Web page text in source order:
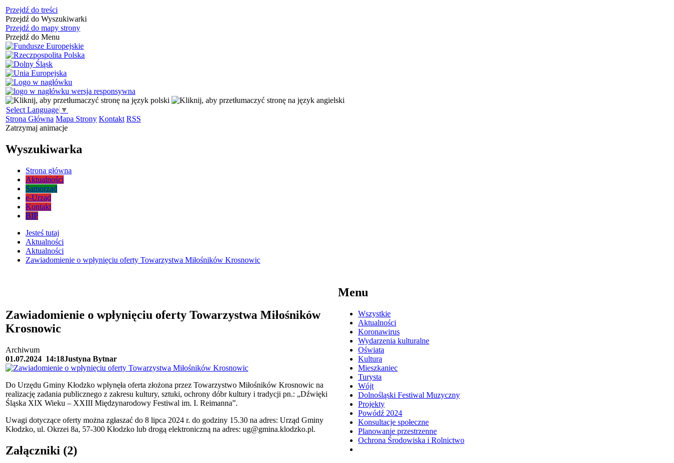
Przejdź do treści
Przejdź do Wyszukiwarki
Przejdź do mapy strony
Przejdź do Menu
Select Language ▼
Strona Główna Mapa Strony Kontakt RSS
Zatrzymaj animacje
Wyszukiwarka
Strona główna
Aktualności
Samorząd
e-Urząd
Kontakt
BIP
Jesteś tutaj
Aktualności
Aktualności
Zawiadomienie o wpłynięciu oferty Towarzystwa Miłośników Krosnowic
Zawiadomienie o wpłynięciu oferty Towarzystwa Miłośników
Krosnowic
Archiwum
01.07.2024 14:18Justyna Bytnar
Do Urzędu Gminy Kłodzko wpłynęła oferta złożona przez Towarzystwo Miłośników Krosnowic na
realizację zadania publicznego z zakresu kultury, sztuki, ochrony dóbr kultury i tradycji pn.: „Dźwięki
Śląska XIX Wieku – XXIII Międzynarodowy Festiwal im. I. Reimanna”.
Uwagi dotyczące oferty można zgłaszać do 8 lipca 2024 r. do godziny 15.30 na adres: Urząd Gminy
Kłodzko, ul. Okrzei 8a, 57-300 Kłodzko lub drogą elektroniczną na adres: ug@gmina.klodzko.pl.
Załączniki (2)
Menu
Wszystkie
Aktualności
Koronawirus
Wydarzenia kulturalne
Oświata
Kultura
Mieszkaniec
Turysta
Wójt
Dolnośląski Festiwal Muzyczny
Projekty
Powódź 2024
Konsultacje społeczne
Planowanie przestrzenne
Ochrona Środowiska i Rolnictwo